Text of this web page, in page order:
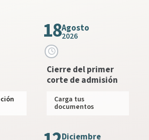
18Agosto
2026
Cierre del primer
corte de admisión
Carga tus
documentos
Diciembre